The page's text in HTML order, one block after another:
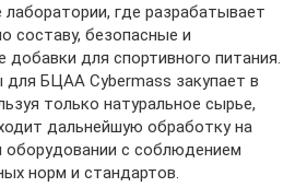
где разрабатывает
составу, безопасные и
для спортивного питания.
для БЦАА Cybermass закупает в
только натуральное сырье,
дальнейшую обработку на
оборудовании с соблюдением
норм и стандартов.